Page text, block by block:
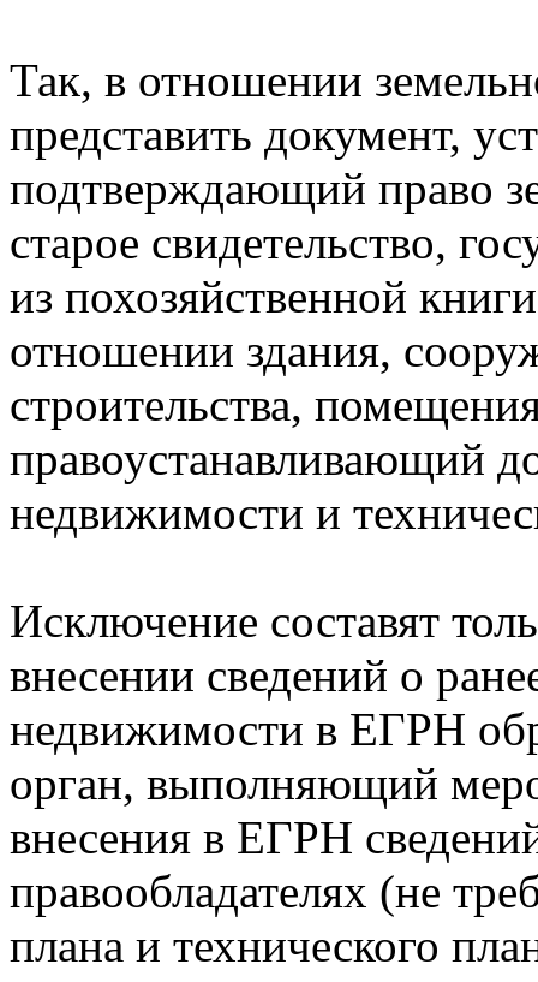
Так, в отношении
представить документ,
подтверждающий право
старое свидетельство,
из похозяйственной
отношении здания,
строительства,
правоустанавливающий
недвижимости и
Исключение составят
внесении сведений о
недвижимости в ЕГРН
орган, выполняющий
внесения в ЕГРН
правообладателях (не
плана и технического